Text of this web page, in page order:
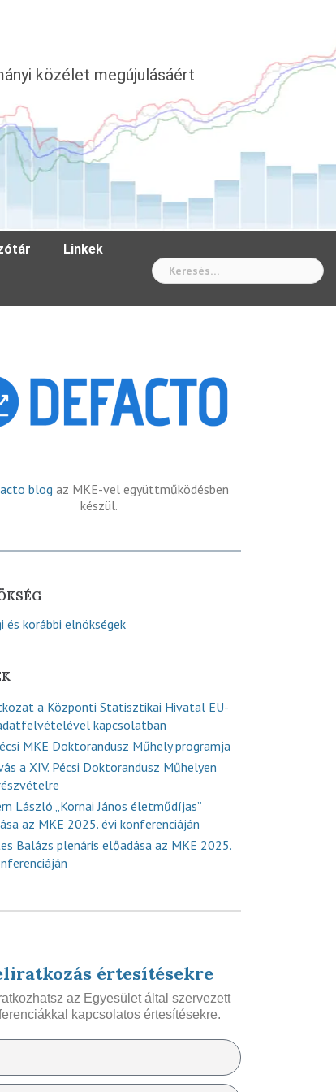
közélet megújulásáért
Linkek
blog az MKE-vel együttműködésben
készül.
és korábbi elnökségek
a Központi Statisztikai Hivatal EU-
kapcsolatban
MKE Doktorandusz Műhely programja
a XIV. Pécsi Doktorandusz Műhelyen
László „Kornai János életműdíjas”
az MKE 2025. évi konferenciáján
Balázs plenáris előadása az MKE 2025.
értesítésekre
az Egyesület által szervezett
kapcsolatos értesítésekre.